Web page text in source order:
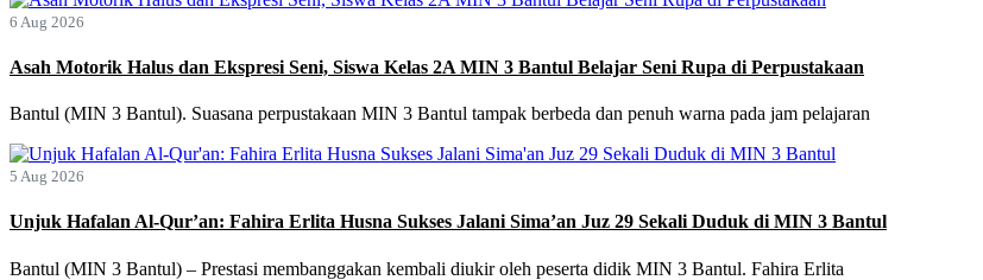
6 Aug 2026
Asah Motorik Halus dan Ekspresi Seni, Siswa Kelas 2A MIN 3 Bantul Belajar Seni Rupa di Perpustakaan
Bantul (MIN 3 Bantul). Suasana perpustakaan MIN 3 Bantul tampak berbeda dan penuh warna pada jam pelajaran
5 Aug 2026
Unjuk Hafalan Al-Qur’an: Fahira Erlita Husna Sukses Jalani Sima’an Juz 29 Sekali Duduk di MIN 3 Bantul
Bantul (MIN 3 Bantul) – Prestasi membanggakan kembali diukir oleh peserta didik MIN 3 Bantul. Fahira Erlita